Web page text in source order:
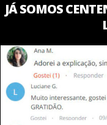
JÁ SOMOS